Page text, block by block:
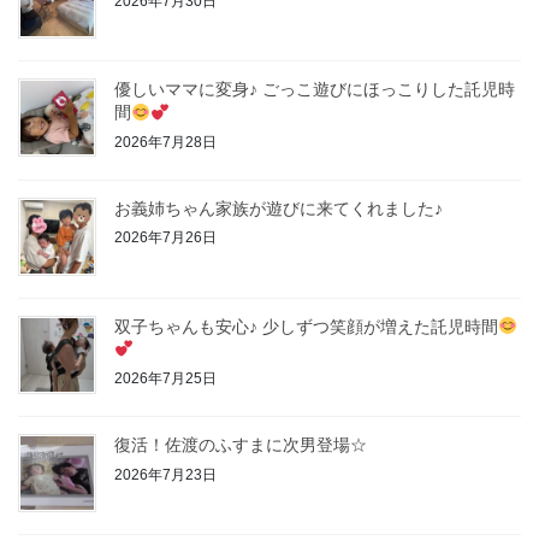
優しいママに変身♪ ごっこ遊びにほっこりした託児時
間
2026年7月28日
お義姉ちゃん家族が遊びに来てくれました♪
2026年7月26日
双子ちゃんも安心♪ 少しずつ笑顔が増えた託児時間
2026年7月25日
復活！佐渡のふすまに次男登場☆
2026年7月23日